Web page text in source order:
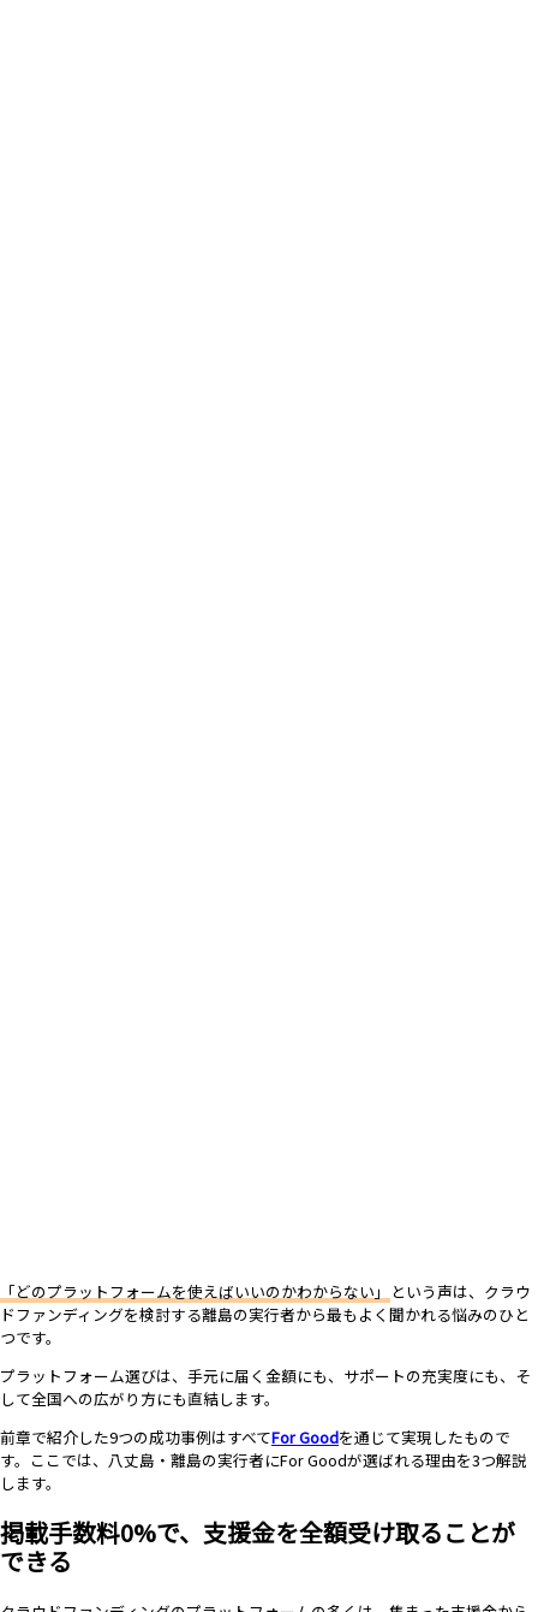
「どのプラットフォームを使えばいいのかわからない」
という声は、クラウ
ドファンディングを検討する離島の実行者から最もよく聞かれる悩みのひと
つです。
プラットフォーム選びは、手元に届く金額にも、サポートの充実度にも、そ
して全国への広がり方にも直結します。
前章で紹介した9つの成功事例はすべてFor Goodを通じて実現したもので
す。ここでは、八丈島・離島の実行者にFor Goodが選ばれる理由を3つ解説
します。
掲載手数料0%で、支援金を全額受け取ることが
できる